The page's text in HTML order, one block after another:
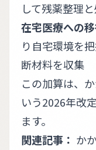
して残薬整理
在宅医療への
り自宅環境を
断材料を収集
この加算は、
いう2026年改
ます。
関連記事： か